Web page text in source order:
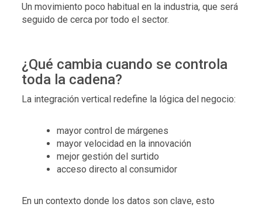
Un movimiento poco habitual en la industria, que será
seguido de cerca por todo el sector.
¿Qué cambia cuando se controla
toda la cadena?
La integración vertical redefine la lógica del negocio:
mayor control de márgenes
mayor velocidad en la innovación
mejor gestión del surtido
acceso directo al consumidor
En un contexto donde los datos son clave, esto